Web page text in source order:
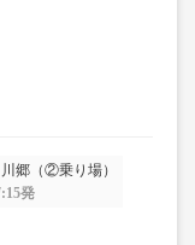
郷（②乗り場）
発